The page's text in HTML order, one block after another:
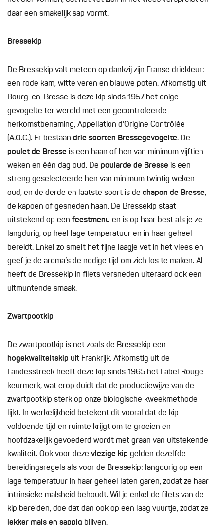
daar een smakelijk sap vormt.
Bressekip
De Bressekip valt meteen op dankzij zijn Franse driekleur:
een rode kam, witte veren en blauwe poten. Afkomstig uit
Bourg-en-Bresse is deze kip sinds 1957 het enige
gevogelte ter wereld met een gecontroleerde
herkomstbenaming, Appellation d’Origine Contrôlée
(A.O.C.). Er bestaan drie soorten Bressegevogelte. De
poulet de Bresse is een haan of hen van minimum vijftien
weken en één dag oud. De poularde de Bresse is een
streng geselecteerde hen van minimum twintig weken
oud, en de derde en laatste soort is de chapon de Bresse,
de kapoen of gesneden haan. De Bressekip staat
uitstekend op een feestmenu en is op haar best als je ze
langdurig, op heel lage temperatuur en in haar geheel
bereidt. Enkel zo smelt het fijne laagje vet in het vlees en
geef je de aroma’s de nodige tijd om zich los te maken. Al
heeft de Bressekip in filets versneden uiteraard ook een
uitmuntende smaak.
Zwartpootkip
De zwartpootkip is net zoals de Bressekip een
hogekwaliteitskip uit Frankrijk. Afkomstig uit de
Landesstreek heeft deze kip sinds 1965 het Label Rouge-
keurmerk, wat erop duidt dat de productiewijze van de
zwartpootkip sterk op onze biologische kweekmethode
lijkt. In werkelijkheid betekent dit vooral dat de kip
voldoende tijd en ruimte krijgt om te groeien en
hoofdzakelijk gevoederd wordt met graan van uitstekende
kwaliteit. Ook voor deze vlezige kip gelden dezelfde
bereidingsregels als voor de Bressekip: langdurig op een
lage temperatuur in haar geheel laten garen, zodat ze haar
intrinsieke malsheid behoudt. Wil je enkel de filets van de
kip bereiden, doe dat dan ook op een laag vuurtje, zodat ze
lekker mals en sappig blijven.